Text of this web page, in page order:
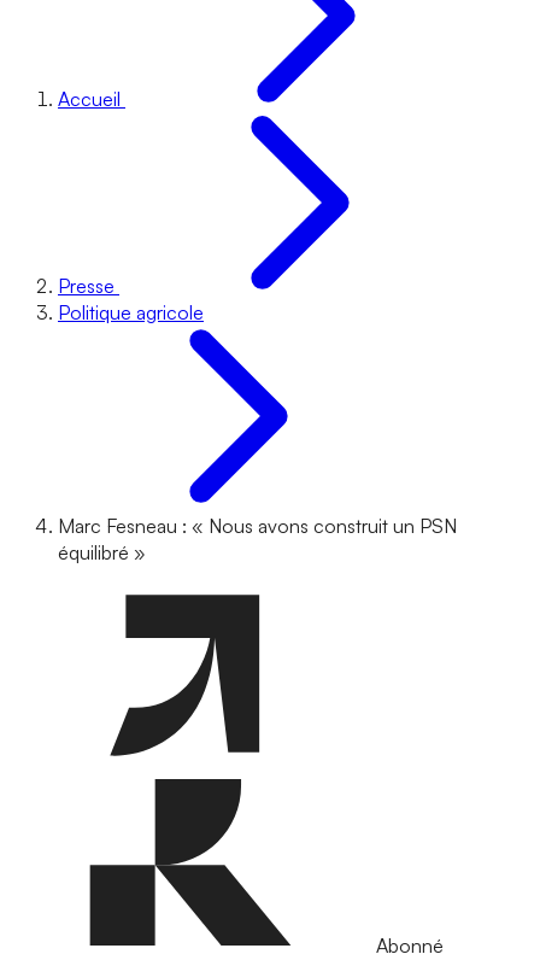
Accueil
Presse
Politique agricole
Marc Fesneau : « Nous avons construit un PSN
équilibré »
Abonné